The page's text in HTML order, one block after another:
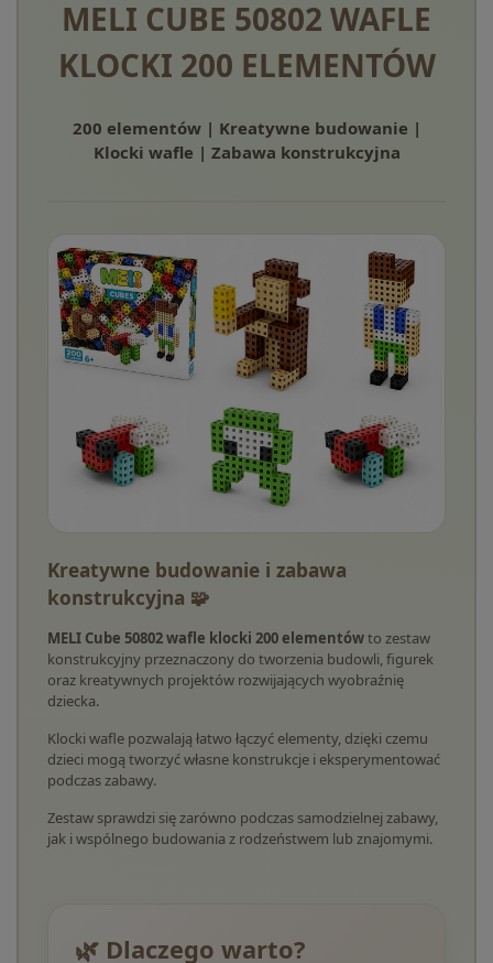
MELI CUBE 50802 WAFLE
KLOCKI 200 ELEMENTÓW
200 elementów | Kreatywne budowanie |
Klocki wafle | Zabawa konstrukcyjna
Kreatywne budowanie i zabawa
konstrukcyjna 🧩
MELI Cube 50802 wafle klocki 200 elementówto zestaw
konstrukcyjny przeznaczony do tworzenia budowli, figurek
oraz kreatywnych projektów rozwijających wyobraźnię
dziecka.
Klocki wafle pozwalają łatwo łączyć elementy, dzięki czemu
dzieci mogą tworzyć własne konstrukcje i eksperymentować
podczas zabawy.
Zestaw sprawdzi się zarówno podczas samodzielnej zabawy,
jak i wspólnego budowania z rodzeństwem lub znajomymi.
🌿 Dlaczego warto?